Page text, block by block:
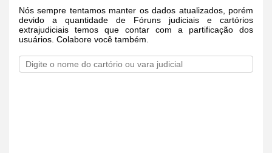
Nós sempre tentamos manter os dados atualizados, porém
devido a quantidade de Fóruns judiciais e cartórios
extrajudiciais temos que contar com a partificação dos
usuários. Colabore você também.